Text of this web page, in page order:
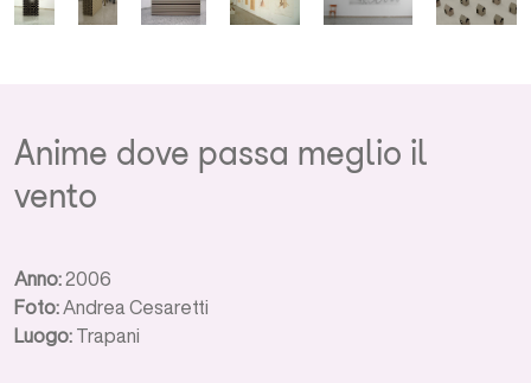
Anime dove passa meglio il
vento
Anno:2006
Foto:Andrea Cesaretti
Luogo: Trapani